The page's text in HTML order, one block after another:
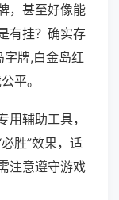
，甚至好像能
有挂？确实存
牌,白金岛红
平。
辅助工具，
胜”效果，适
注意遵守游戏